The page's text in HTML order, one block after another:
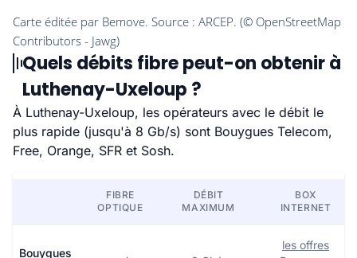
Quels débits fibre peut-on obtenir à
Luthenay-Uxeloup ?
À Luthenay-Uxeloup, les opérateurs avec le débit le
plus rapide (jusqu'à 8 Gb/s) sont Bouygues Telecom,
Free, Orange, SFR et Sosh.
FIBRE
OPTIQUE
DÉBIT
MAXIMUM
BOX
INTERNET
Bouygues
les offres